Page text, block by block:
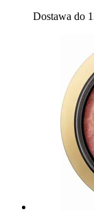
Dostawa do